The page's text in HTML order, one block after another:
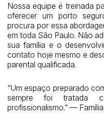
Nossa equipe é treinada
oferecer um porto
procura por essa
em toda São Paulo. Não
sua família e o
contato hoje mesmo e
parental qualificada.
“Um espaço preparado
sempre foi tratada
profissionalismo.” —